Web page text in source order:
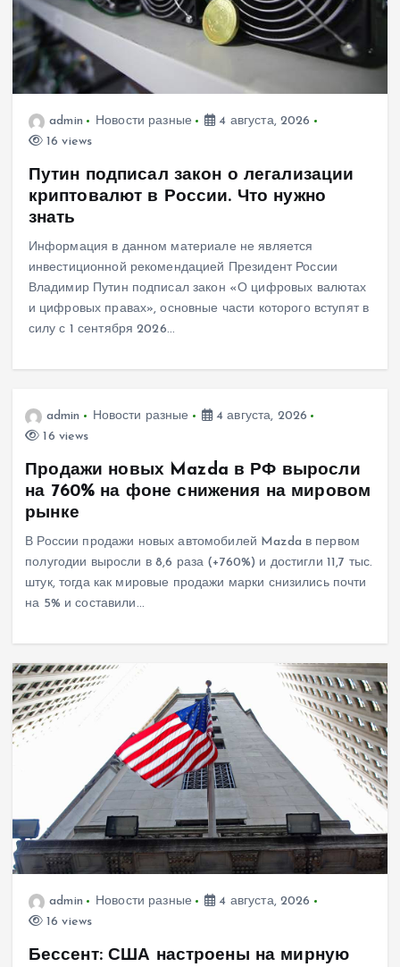
admin Новости разные
4 августа, 2026
16 views
Путин подписал закон о легализации
криптовалют в России. Что нужно
знать
Информация в данном материале не является
инвестиционной рекомендацией Президент России
Владимир Путин подписал закон «О цифровых валютах
и цифровых правах», основные части которого вступят в
силу с 1 сентября 2026…
admin Новости разные
4 августа, 2026
16 views
Продажи новых Mazda в РФ выросли
на 760% на фоне снижения на мировом
рынке
В России продажи новых автомобилей Mazda в первом
полугодии выросли в 8,6 раза (+760%) и достигли 11,7 тыс.
штук, тогда как мировые продажи марки снизились почти
на 5% и составили…
admin Новости разные
4 августа, 2026
16 views
Бессент: США настроены на мирную